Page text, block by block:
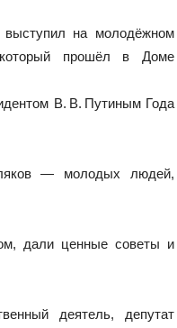
выступил на молодёжном
прошёл в Доме
В. В. Путиным Года
— молодых людей,
дали ценные советы и
деятель, депутат